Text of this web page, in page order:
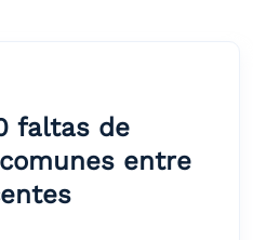
faltas de
entre